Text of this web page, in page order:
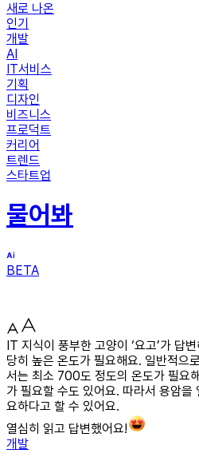
새로 나온
인기
개발
AI
IT서비스
기획
디자인
비즈니스
프로덕트
커리어
트렌드
스타트업
물어봐
BETA
IT 지식이 풍부한 고양이 ‘요고’가 답
당히 높은 온도가 필요해요. 일반적으
서는 최소 700도 정도의 온도가 필요
가 필요할 수도 있어요. 따라서 용암을
요하다고 할 수 있어요.
열심히 읽고 답변했어요!
개발